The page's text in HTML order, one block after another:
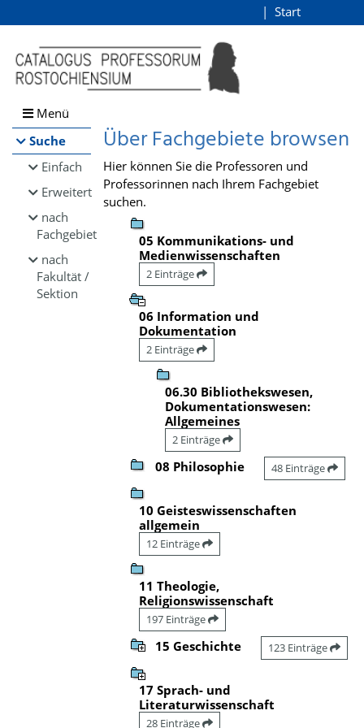
Browsen
direkt zum Inhalt
Start
Menü
Suche
Einfach
Erweitert
nach
Fachgebiet
nach
Fakultät /
Sektion
Über Fachgebiete browsen
Hier können Sie die Professoren und
Professorinnen nach Ihrem Fachgebiet
suchen.
05 Kommunikations- und
Medienwissenschaften
2 Einträge
06 Information und
Dokumentation
2 Einträge
06.30 Bibliothekswesen,
Dokumentationswesen:
Allgemeines
2 Einträge
08 Philosophie 48 Einträge
10 Geisteswissenschaften
allgemein
12 Einträge
11 Theologie,
Religionswissenschaft
197 Einträge
15 Geschichte 123 Einträge
17 Sprach- und
Literaturwissenschaft
28 Einträge